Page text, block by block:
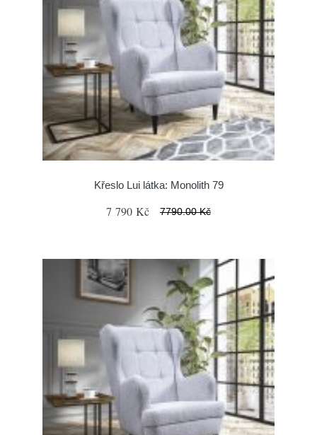
Křeslo Lui látka: Monolith 79
7 790 Kč 7790.00 Kč